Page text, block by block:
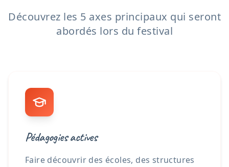
Découvrez les 5 axes principaux qui seront
abordés lors du festival
Pédagogies actives
Faire découvrir des écoles, des structures